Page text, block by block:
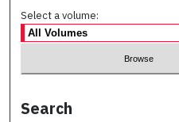
Select a volume:
Search